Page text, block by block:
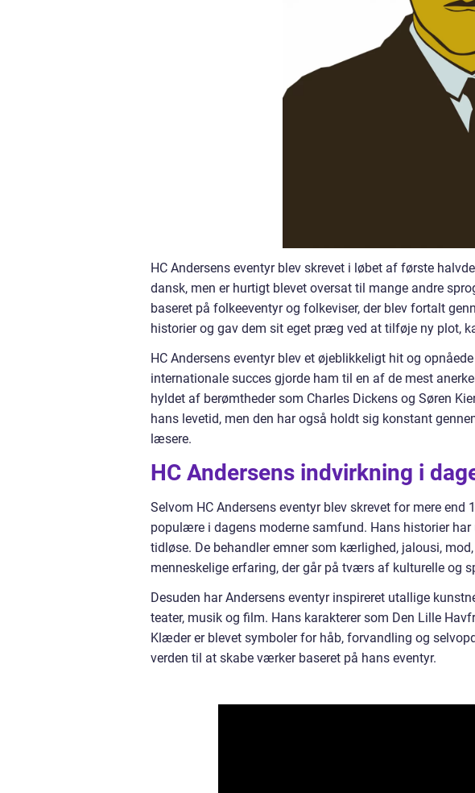
HC Andersens eventyr blev skrevet i løbet af første
dansk, men er hurtigt blevet oversat til mange andre
baseret på folkeeventyr og folkeviser, der blev fortalt
historier og gav dem sit eget præg ved at tilføje ny plot,
HC Andersens eventyr blev et øjeblikkeligt hit og
internationale succes gjorde ham til en af de mest
hyldet af berømtheder som Charles Dickens og Søren
hans levetid, men den har også holdt sig konstant
læsere.
HC Andersens indvirkning i
Selvom HC Andersens eventyr blev skrevet for mere end
populære i dagens moderne samfund. Hans historier har
tidløse. De behandler emner som kærlighed, jalousi,
menneskelige erfaring, der går på tværs af kulturelle og
Desuden har Andersens eventyr inspireret utallige
teater, musik og film. Hans karakterer som Den Lille
Klæder er blevet symboler for håb, forvandling og
verden til at skabe værker baseret på hans eventyr.